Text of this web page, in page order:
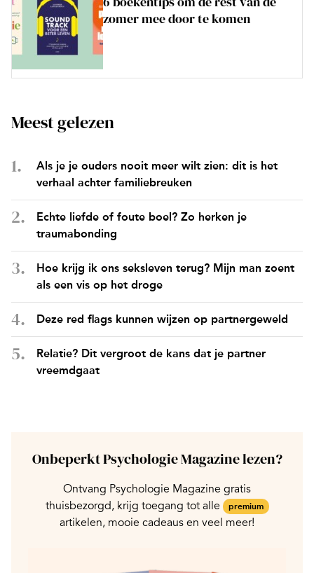
zomer mee door te komen
Meest gelezen
Als je je ouders nooit meer wilt zien: dit is het
verhaal achter familiebreuken
Echte liefde of foute boel? Zo herken je
traumabonding
Hoe krijg ik ons seksleven terug? Mijn man zoent
als een vis op het droge
Deze red flags kunnen wijzen op partnergeweld
Relatie? Dit vergroot de kans dat je partner
vreemdgaat
Onbeperkt Psychologie Magazine lezen?
Ontvang Psychologie Magazine gratis
thuisbezorgd, krijg toegang tot alle
premium
artikelen, mooie cadeaus en veel meer!